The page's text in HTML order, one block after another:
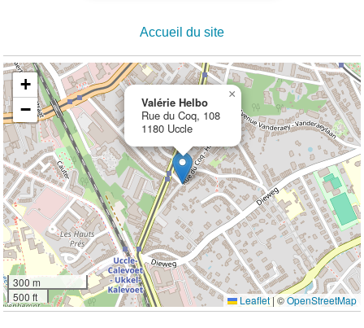
Accueil du site
Valérie Helbo
Rue du Coq, 108
1180 Uccle
×
+
−
300 m
500 ft
Leaflet |©OpenStreetMap